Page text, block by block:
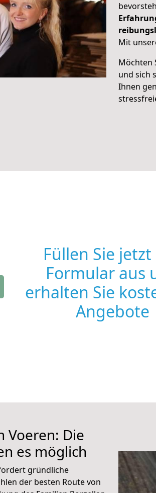
Mit
Möchten
und sich
Ihnen
Füllen Sie jetzt
Formular aus
erhalten Sie
Angebote
Voeren: Die
es möglich
gründliche
der besten Route von